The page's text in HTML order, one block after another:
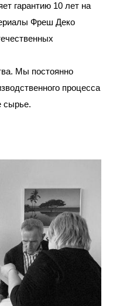
гарантию 10 лет на
Фреш Деко
Мы постоянно
процесса
сырье.